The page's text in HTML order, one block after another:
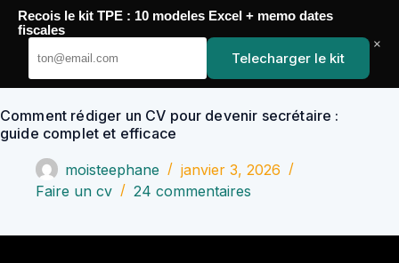
Passer
contenu
YoupiJobs
Comment rédiger un CV pour devenir secrétaire :
guide complet et efficace
moisteephane
janvier 3, 2026
Faire un cv
24 commentaires
Recois le kit TPE : 10 modeles Excel + memo dates
fiscales
Telecharger le kit
×